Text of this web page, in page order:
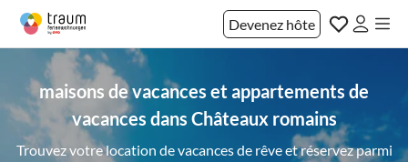
Devenez hôte
maisons de vacances et appartements de
vacances dans Châteaux romains
Trouvez votre location de vacances de rêve et réservez parmi